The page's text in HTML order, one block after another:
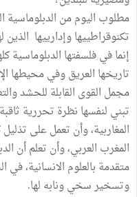
مطلوب اليوم من الدبلوماسية
تكنوقراطييها وإدارييها
إنما في فلسفتها
تاريخها العريق وفي محيطها
مجمل القوى القابلة للحشد
تبني لنفسها نظرة تحررية
المغاربية، وأن تعمل على
المغرب العربي، وأن تعلم أن
متقدمة بالعلوم الانسانية، في
وتسخير سخي ونابه لها.